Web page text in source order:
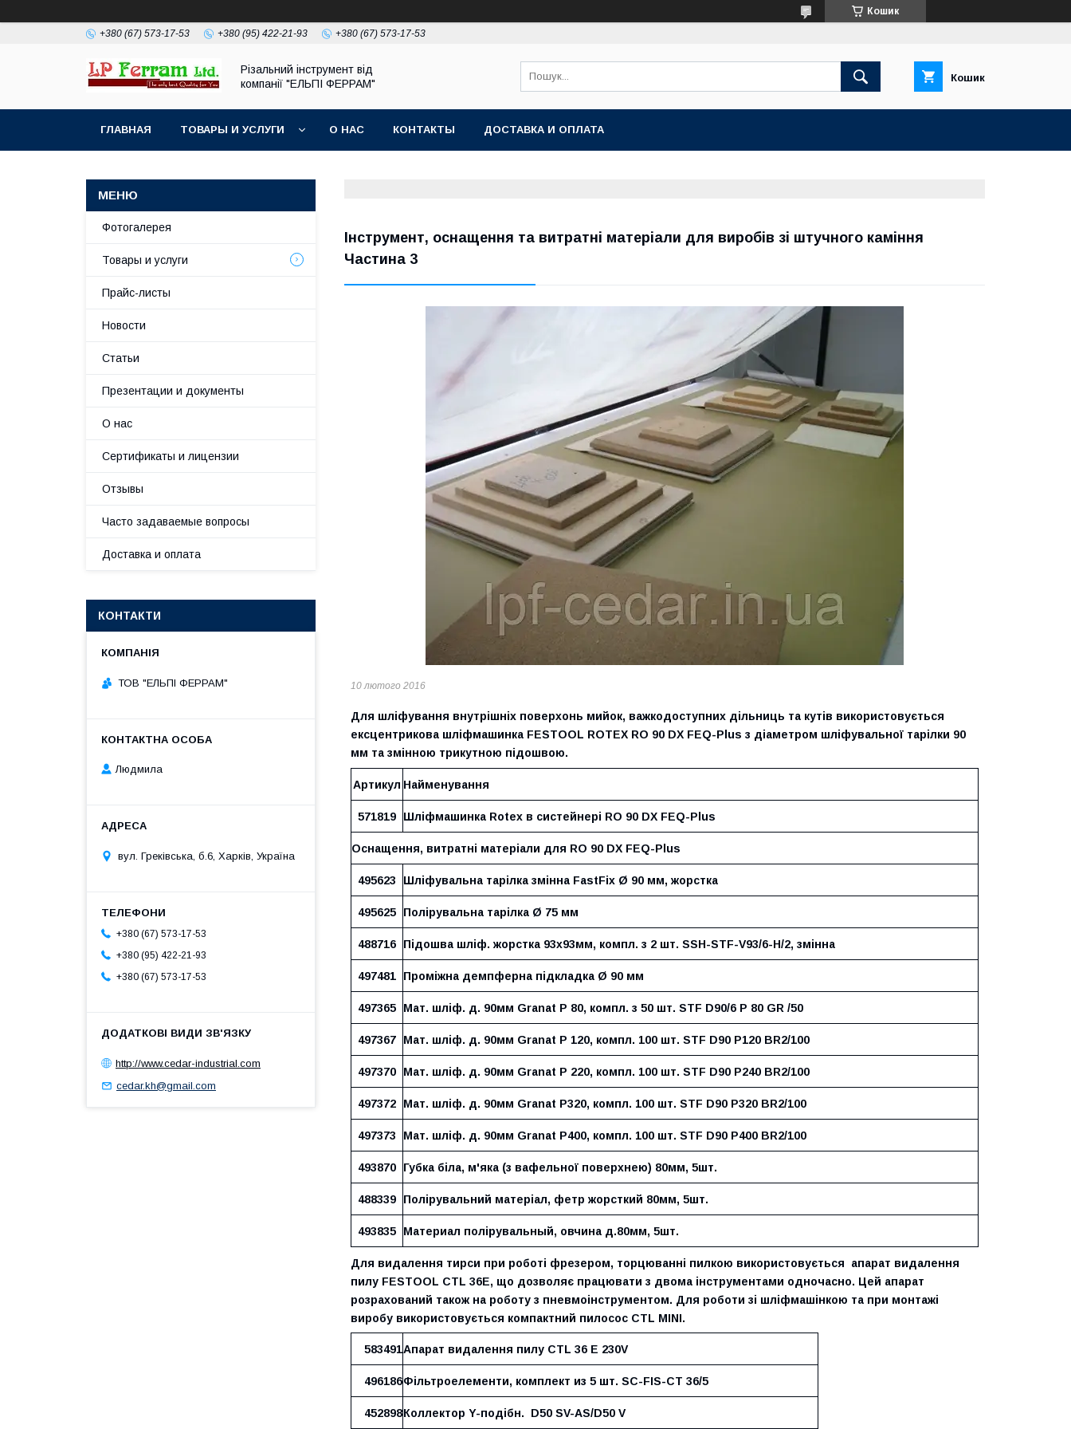
Кошик
+380 (67) 573-17-53 +380 (95) 422-21-93 +380 (67) 573-17-53
Різальний інструмент від
компанії "ЕЛЬПІ ФЕРРАМ"
Кошик
ГЛАВНАЯ ТОВАРЫ И УСЛУГИ О НАС КОНТАКТЫ ДОСТАВКА И ОПЛАТА
Інструмент, оснащення та витратні матеріали для виробів зі штучного каміння
Частина 3
10 лютого 2016
Для шліфування внутрішніх поверхонь мийок, важкодоступних дільниць та кутів використовується
ексцентрикова шліфмашинка FESTOOL ROTEX RO 90 DX FEQ-Plus з діаметром шліфувальної тарілки 90
мм та змінною трикутною підошвою.
Артикул Найменування
571819 Шліфмашинка Rotex в систейнері RO 90 DX FEQ-Plus
Оснащення, витратні матеріали для RO 90 DX FEQ-Plus
495623 Шліфувальна тарілка змінна FastFix Ø 90 мм, жорстка
495625 Полірувальна тарілка Ø 75 мм
488716 Підошва шліф. жорстка 93х93мм, компл. з 2 шт. SSH-STF-V93/6-H/2, змінна
497481 Проміжна демпферна підкладка Ø 90 мм
497365 Мат. шліф. д. 90мм Granat P 80, компл. з 50 шт. STF D90/6 P 80 GR /50
497367 Мат. шліф. д. 90мм Granat P 120, компл. 100 шт. STF D90 P120 BR2/100
497370 Мат. шліф. д. 90мм Granat P 220, компл. 100 шт. STF D90 P240 BR2/100
497372 Мат. шліф. д. 90мм Granat P320, компл. 100 шт. STF D90 P320 BR2/100
497373 Мат. шліф. д. 90мм Granat P400, компл. 100 шт. STF D90 P400 BR2/100
493870 Губка біла, м'яка (з вафельної поверхнею) 80мм, 5шт.
488339 Полірувальний матеріал, фетр жорсткий 80мм, 5шт.
493835 Материал полірувальный, овчина д.80мм, 5шт.
Для видалення тирси при роботі фрезером, торцюванні пилкою використовується апарат видалення
пилу FESTOOL CTL 36E, що дозволяє працювати з двома інструментами одночасно. Цей апарат
розрахований також на роботу з пневмоінструментом. Для роботи зі шліфмашінкою та при монтажі
виробу використовується компактний пилосос CTL MINI.
583491Апарат видалення пилу CTL 36 E 230V
496186Фільтроелементи, комплект из 5 шт. SC-FIS-CT 36/5
452898Коллектор Y-подібн. D50 SV-AS/D50 V
Фотогалерея
Товары и услуги
Прайс-листы
Новости
Статьи
Презентации и документы
О нас
Сертификаты и лицензии
Отзывы
Часто задаваемые вопросы
Доставка и оплата
КОНТАКТИ
ТОВ "ЕЛЬПІ ФЕРРАМ"
Людмила
вул. Греківська, б.6, Харків, Україна
+380 (67) 573-17-53
+380 (95) 422-21-93
+380 (67) 573-17-53
http://www.cedar-industrial.com
cedar.kh@gmail.com